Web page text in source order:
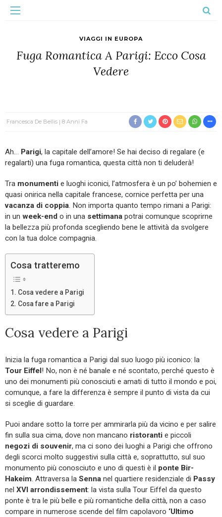
VIAGGI IN EUROPA
Fuga Romantica A Parigi: Ecco Cosa
Vedere
Francesca De Bellis 8 Anni Fa
Ah… Parigi, la capitale dell’amore! Se hai deciso di regalare (e
regalarti) una fuga romantica, questa città non ti deluderà!
Tra monumenti e luoghi iconici, l’atmosfera è un po’ bohemien e
quasi onirica nella capitale francese, cornice perfetta per una
vacanza di coppia. Non importa quanto tempo rimani a Parigi:
in un week-end o in una settimana potrai comunque scoprirne
la bellezza più profonda scegliendo bene le attività da svolgere
con la tua dolce compagnia.
Cosa tratteremo
Cosa vedere a Parigi
Cosa fare a Parigi
Cosa vedere a Parigi
Inizia la fuga romantica a Parigi dal suo luogo più iconico: la
Tour Eiffel ! No, non è né banale e né scontato, perché questo è
uno dei monumenti più conosciuti e amati di tutto il mondo e poi,
comunque, a fare la differenza è sempre il punto di vista da cui
si sceglie di guardare.
Puoi andare sotto la torre per ammirarla più da vicino e per salire
fin sulla sua cima, dove non mancano ristoranti e piccoli
negozi di souvenir, ma ci sono dei luoghi a Parigi che offrono
degli scorci molto suggestivi sulla città e, soprattutto, sul suo
monumento più conosciuto e uno di questi è il ponte Bir-
Hakeim. Attraversa la Senna nel quartiere residenziale di Passy
nel XVI arrondissement: la vista sulla Tour Eiffel da questo
ponte è tra le più belle e più romantiche della città, non a caso
compare in numerose scende del film capolavoro ‘Ultimo